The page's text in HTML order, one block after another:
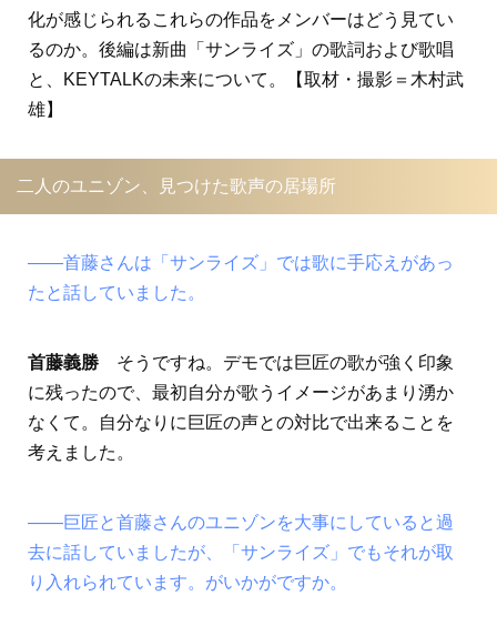
化が感じられるこれらの作品をメンバーはどう見てい
るのか。後編は新曲「サンライズ」の歌詞および歌唱
と、KEYTALKの未来について。【取材・撮影＝木村武
雄】
二人のユニゾン、見つけた歌声の居場所
――首藤さんは「サンライズ」では歌に手応えがあっ
たと話していました。
首藤義勝 そうですね。デモでは巨匠の歌が強く印象
に残ったので、最初自分が歌うイメージがあまり湧か
なくて。自分なりに巨匠の声との対比で出来ることを
考えました。
――巨匠と首藤さんのユニゾンを大事にしていると過
去に話していましたが、「サンライズ」でもそれが取
り入れられています。がいかがですか。